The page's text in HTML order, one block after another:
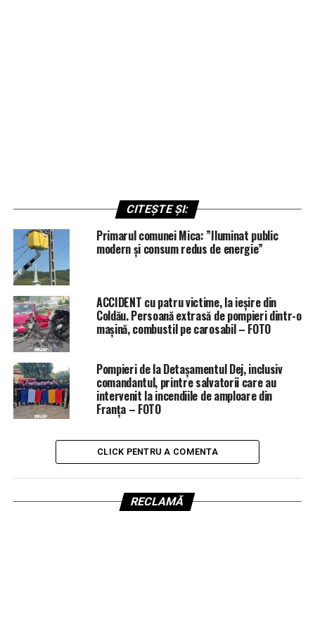
CITEȘTE ȘI:
Primarul comunei Mica: ”Iluminat public
modern și consum redus de energie”
ACCIDENT cu patru victime, la ieșire din
Coldău. Persoană extrasă de pompieri dintr-o
mașină, combustil pe carosabil – FOTO
Pompieri de la Detașamentul Dej, inclusiv
comandantul, printre salvatorii care au
intervenit la incendiile de amploare din
Franța – FOTO
CLICK PENTRU A COMENTA
RECLAMĂ